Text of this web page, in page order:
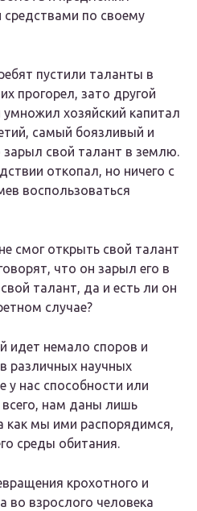
средствами по своему
пустили таланты в
прогорел, зато другой
умножил хозяйский капитал
самый боязливый и
свой талант в землю.
откопал, но ничего с
воспользоваться
смог открыть свой талант
что он зарыл его в
талант, да и есть ли он
случае?
идет немало споров и
различных научных
у нас способности или
всего, нам даны лишь
как мы ими распорядимся,
среды обитания.
крохотного и
во взрослого человека